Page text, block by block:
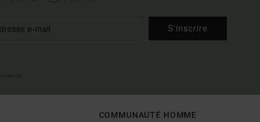
S'inscrire
COMMUNAUTÉ HOMME